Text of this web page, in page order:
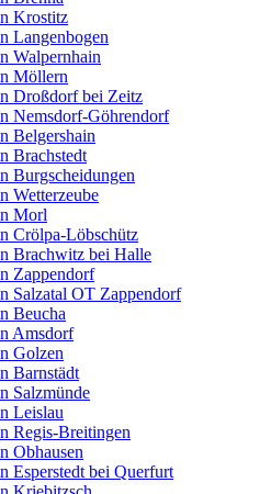
Krostitz
Langenbogen
Walpernhain
Möllern
Droßdorf bei Zeitz
Nemsdorf-Göhrendorf
Belgershain
Brachstedt
Burgscheidungen
Wetterzeube
Morl
Crölpa-Löbschütz
Brachwitz bei Halle
Zappendorf
Salzatal OT Zappendorf
Beucha
Amsdorf
Golzen
Barnstädt
Salzmünde
Leislau
Regis-Breitingen
Obhausen
Esperstedt bei Querfurt